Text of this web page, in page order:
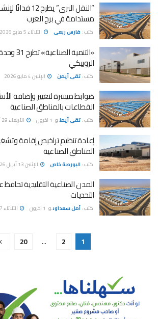
“النقل البرى”
مستدامة في برج العرب
كتب : فارس ربعى الثلاثاء 5 مايو 2026
الروبيكي
كتب :تقى أيمن الإثنين 4 مايو 2026
ضوابط ميسرة لتغيير وإضافة
القطاعات بالمناطق الصناعية
كتب :تقى أيمنو 1 اخرون الأربعاء 29 أبريل 2026
إعادة تنظيم تراخيص إقامة
المناطق الصناعية
كتب : البورصة خاص الإثنين 13 أبريل 2026
المدن الصناعية التقليدية
التحديات
كتب :أمل سعداوىو 1 اخرون الثلاثاء 7 أبريل 2026
1
2
…
20